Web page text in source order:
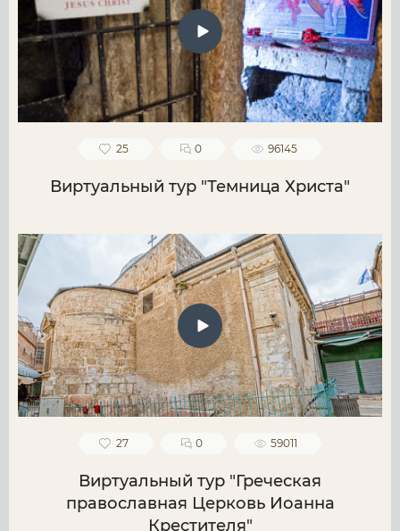
25 0 96145
Виртуальный тур "Темница Христа"
27 0 59011
Виртуальный тур "Греческая
православная Церковь Иоанна
Крестителя"